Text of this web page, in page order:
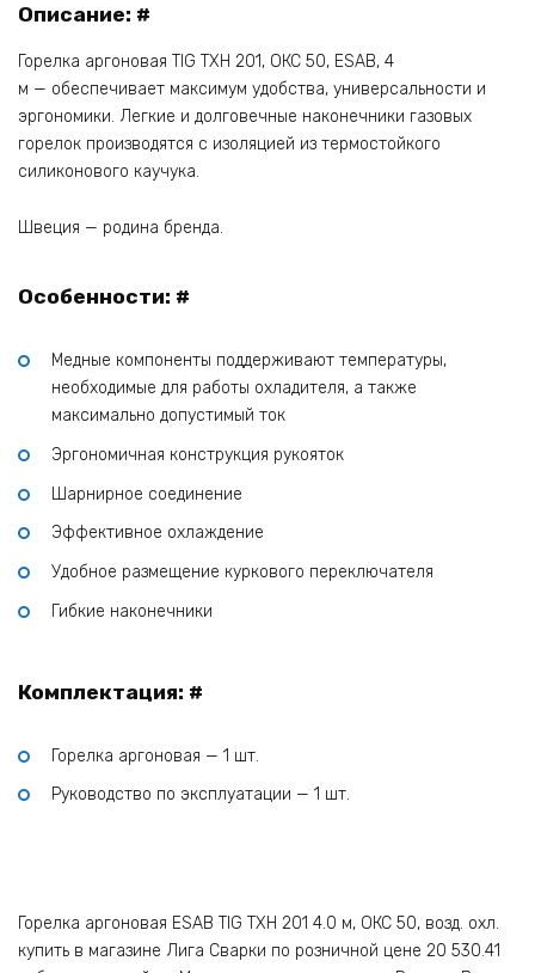
Описание: #
Горелка аргоновая TIG TXH 201, ОКС 50, ESAB, 4
м — обеспечивает максимум удобства, универсальности и
эргономики. Легкие и долговечные наконечники газовых
горелок производятся с изоляцией из термостойкого
силиконового каучука.
Швеция — родина бренда.
Особенности: #
Медные компоненты поддерживают температуры,
необходимые для работы охладителя, а также
максимально допустимый ток
Эргономичная конструкция рукояток
Шарнирное соединение
Эффективное охлаждение
Удобное размещение куркового переключателя
Гибкие наконечники
Комплектация: #
Горелка аргоновая — 1 шт.
Руководство по эксплуатации — 1 шт.
Горелка аргоновая ESAB TIG TXH 201 4.0 м, ОКС 50, возд. охл.
купить в магазине Лига Сварки по розничной цене 20 530.41